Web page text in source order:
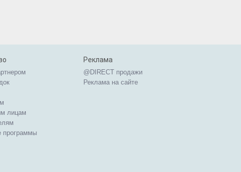
лицам
программы
Реклама
@DIRECT продажи
Реклама на сайте